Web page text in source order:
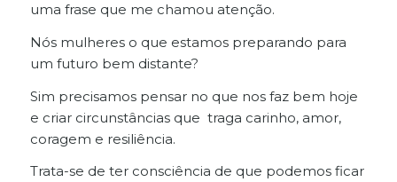
uma frase que me chamou atenção.
Nós mulheres o que estamos preparando para
um futuro bem distante?
Sim precisamos pensar no que nos faz bem hoje
e criar circunstâncias que traga carinho, amor,
coragem e resiliência.
Trata-se de ter consciência de que podemos ficar